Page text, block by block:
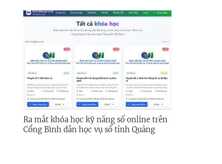
Ra mắt khóa học kỹ năng số online trên
Cổng Bình dân học vụ số tỉnh Quảng